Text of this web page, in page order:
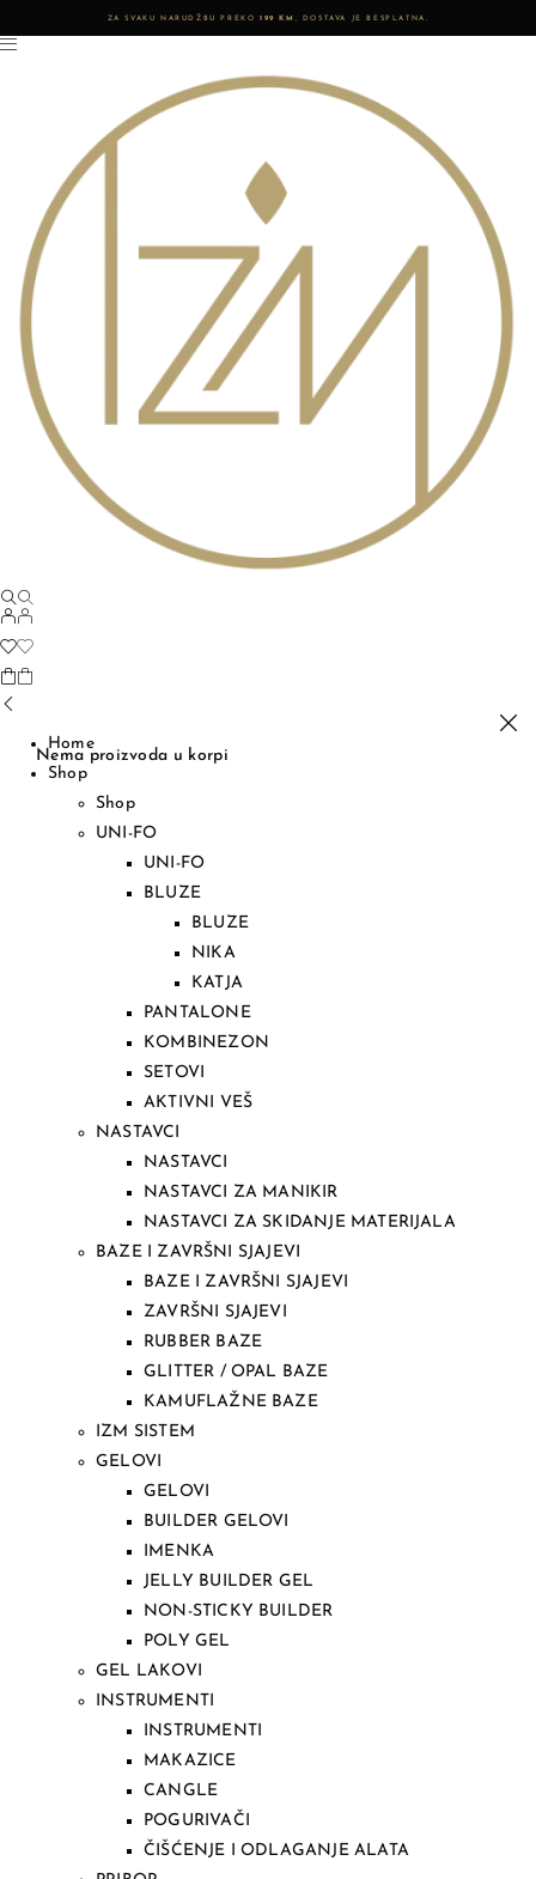
ZA SVAKU NARUDŽBU PREKO 199 KM , DOSTAVA JE BESPLATNA.
Nema proizvoda u korpi
Home
Shop
Shop
UNI-FO
UNI-FO
BLUZE
BLUZE
NIKA
KATJA
PANTALONE
KOMBINEZON
SETOVI
AKTIVNI VEŠ
NASTAVCI
NASTAVCI
NASTAVCI ZA MANIKIR
NASTAVCI ZA SKIDANJE MATERIJALA
BAZE I ZAVRŠNI SJAJEVI
BAZE I ZAVRŠNI SJAJEVI
ZAVRŠNI SJAJEVI
RUBBER BAZE
GLITTER / OPAL BAZE
KAMUFLAŽNE BAZE
IZM SISTEM
GELOVI
GELOVI
BUILDER GELOVI
IMENKA
JELLY BUILDER GEL
NON-STICKY BUILDER
POLY GEL
GEL LAKOVI
INSTRUMENTI
INSTRUMENTI
MAKAZICE
CANGLE
POGURIVAČI
ČIŠĆENJE I ODLAGANJE ALATA